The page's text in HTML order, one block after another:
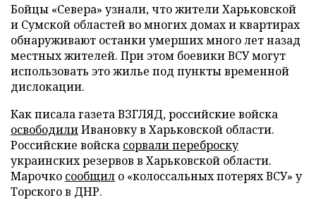
Бойцы «Севера» узнали, что жители Харьковской
и Сумской областей во многих домах и квартирах
обнаруживают останки умерших много лет назад
местных жителей. При этом боевики ВСУ могут
использовать это жилье под пункты временной
дислокации.
Как писала газета ВЗГЛЯД, российские войска
освободилиИвановку в Харьковской области.
Российские войска сорвали переброску
украинских резервов в Харьковской области.
Марочко сообщил о «колоссальных потерях ВСУ» у
Торского в ДНР.